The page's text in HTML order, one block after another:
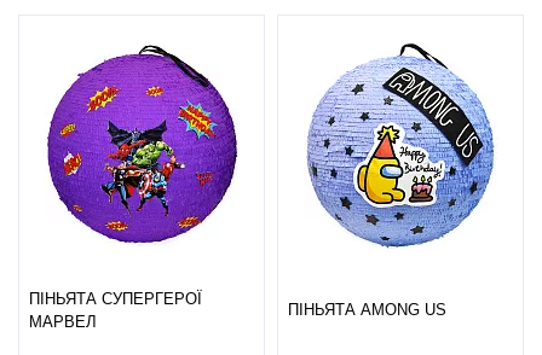
ПІНЬЯТА СУПЕРГЕРОЇ
МАРВЕЛ
ПІНЬЯТА AMONG US